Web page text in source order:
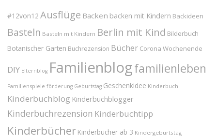
#12von12 Ausflüge Backen backen mit Kindern Backideen
Basteln Basteln mit Kindern Berlin mit Kind Bilderbuch
Botanischer Garten Buchrezension Bücher Corona Wochenende
DIY Elternblog Familienblogfamilienleben
Familienspiele förderung Geburtstag Geschenkidee Kinderbuch
Kinderbuchblog Kinderbuchblogger
Kinderbuchrezension Kinderbuchtipp
Kinderbücher Kinderbücher ab 3 Kindergeburtstag